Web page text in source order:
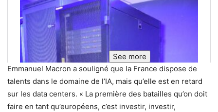
See more
Emmanuel Macron a souligné que la France dispose de
talents dans le domaine de l’IA, mais qu’elle est en retard
sur les data centers. « La première des batailles qu’on doit
faire en tant qu’européens, c’est investir, investir,